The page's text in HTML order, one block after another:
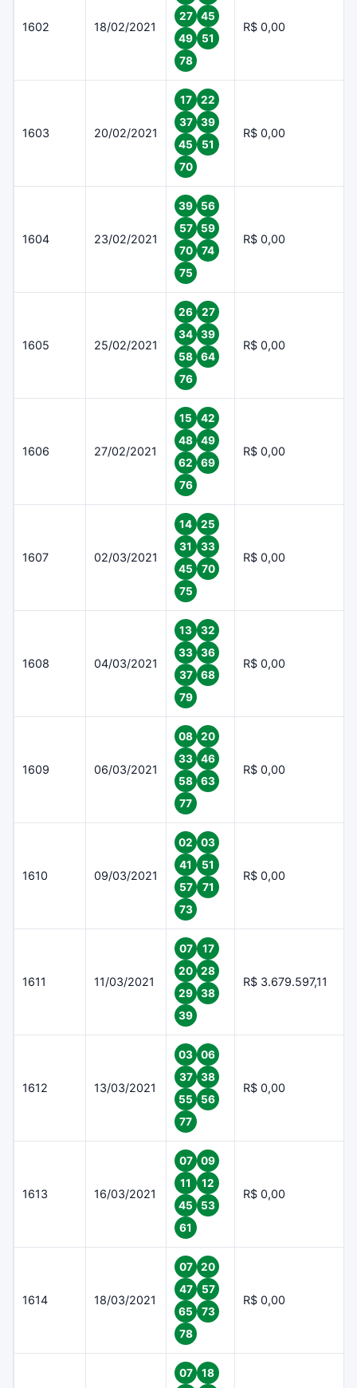
1602 18/02/2021
27
45
49
51
78
R$ 0,00
1603 20/02/2021
17
22
37
39
45
51
70
R$ 0,00
1604 23/02/2021
39
56
57
59
70
74
75
R$ 0,00
1605 25/02/2021
26
27
34
39
58
64
76
R$ 0,00
1606 27/02/2021
15
42
48
49
62
69
76
R$ 0,00
1607 02/03/2021
14
25
31
33
45
70
75
R$ 0,00
1608 04/03/2021
13
32
33
36
37
68
79
R$ 0,00
1609 06/03/2021
08
20
33
46
58
63
77
R$ 0,00
1610 09/03/2021
02
03
41
51
57
71
73
R$ 0,00
1611 11/03/2021
07
17
20
28
29
38
39
R$ 3.679.597,11
1612 13/03/2021
03
06
37
38
55
56
77
R$ 0,00
1613 16/03/2021
07
09
11
12
45
53
61
R$ 0,00
1614 18/03/2021
07
20
47
57
65
73
78
R$ 0,00
07
18